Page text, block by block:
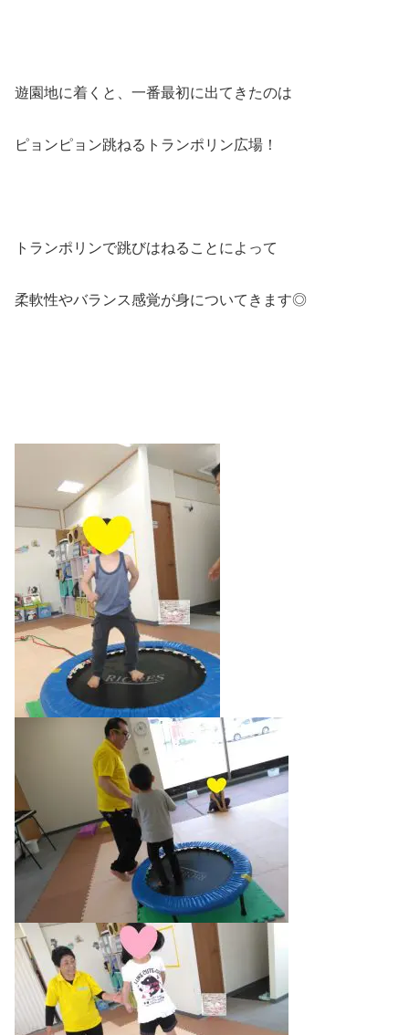
遊園地に着くと、一番最初に出てきたのは
ピョンピョン跳ねるトランポリン広場！
トランポリンで跳びはねることによって
柔軟性やバランス感覚が身についてきます◎